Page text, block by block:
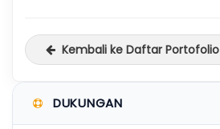
Kembali ke Daftar Portofolio
DUKUNGAN